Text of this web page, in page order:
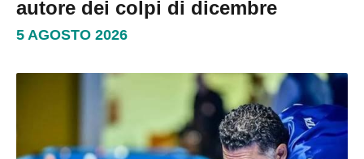
autore dei colpi di dicembre
5 AGOSTO 2026